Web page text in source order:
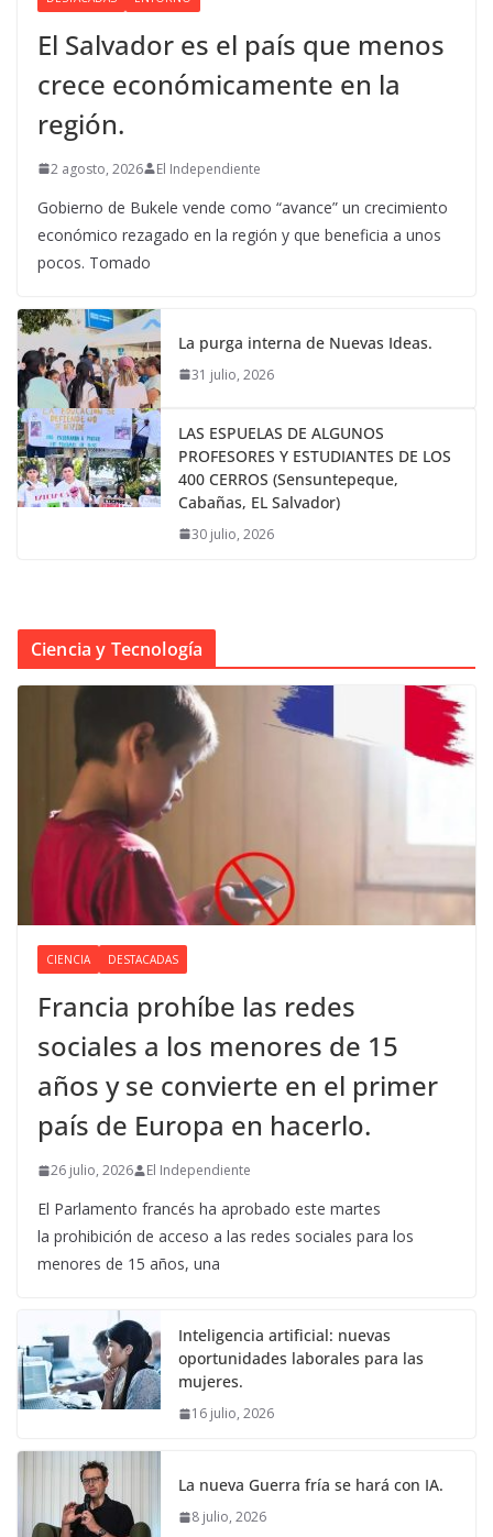
El Salvador es el país que menos
crece económicamente en la
región.
2 agosto, 2026 El Independiente
Gobierno de Bukele vende como “avance” un crecimiento
económico rezagado en la región y que beneficia a unos
pocos. Tomado
La purga interna de Nuevas Ideas.
31 julio, 2026
LAS ESPUELAS DE ALGUNOS
PROFESORES Y ESTUDIANTES DE LOS
400 CERROS (Sensuntepeque,
Cabañas, EL Salvador)
30 julio, 2026
Ciencia y Tecnología
CIENCIA DESTACADAS
Francia prohíbe las redes
sociales a los menores de 15
años y se convierte en el primer
país de Europa en hacerlo.
26 julio, 2026 El Independiente
El Parlamento francés ha aprobado este martes
la prohibición de acceso a las redes sociales para los
menores de 15 años, una
Inteligencia artificial: nuevas
oportunidades laborales para las
mujeres.
16 julio, 2026
La nueva Guerra fría se hará con IA.
8 julio, 2026